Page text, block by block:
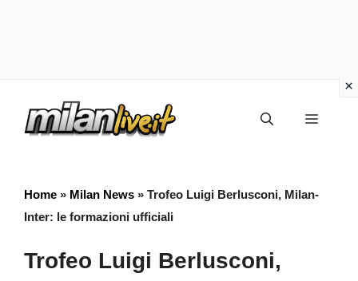
Menu
Home » Milan News » Trofeo Luigi Berlusconi, Milan-
Inter: le formazioni ufficiali
Trofeo Luigi Berlusconi,